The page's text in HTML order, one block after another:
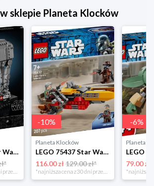
sklepie Planeta Klocków
LEGO 75440 Star Wars AT-AT Lego
*najniższa cena z 30 dni przed obniżką
-10%
Planeta Klocków
LEGO 75437 Star Wars Śmigacz Cobba Vantha Lego
116.00 zł 129.00 zł*
*najniższa cena z 30 dni przed obniżką
-6%
Planeta
79.00 zł